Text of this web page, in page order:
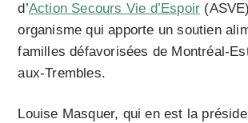
d’Action Secours Vie d’Espoir
organisme qui apporte un soutien
familles défavorisées de Montréal-
aux-Trembles.
Louise Masquer, qui en est la